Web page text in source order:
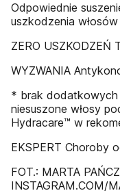
Odpowiednie
uszkodzenia włosów
ZERO USZKODZEŃ
WYZWANIA
* brak dodatkowych
niesuszone włosy
Hydracare™ w
EKSPERT Choroby
FOT.: MARTA
INSTAGRAM.COM/